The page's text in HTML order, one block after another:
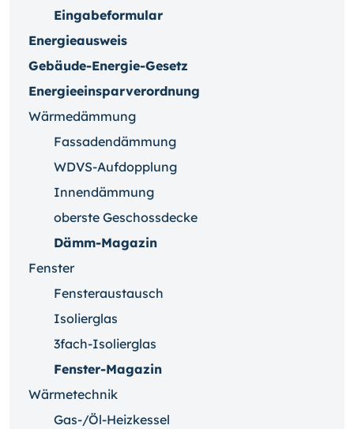
Eingabeformular
Energieausweis
Gebäude-Energie-Gesetz
Energieeinsparverordnung
Wärmedämmung
Fassadendämmung
WDVS-Aufdopplung
Innendämmung
oberste Geschossdecke
Dämm-Magazin
Fenster
Fensteraustausch
Isolierglas
3fach-Isolierglas
Fenster-Magazin
Wärmetechnik
Gas-/Öl-Heizkessel